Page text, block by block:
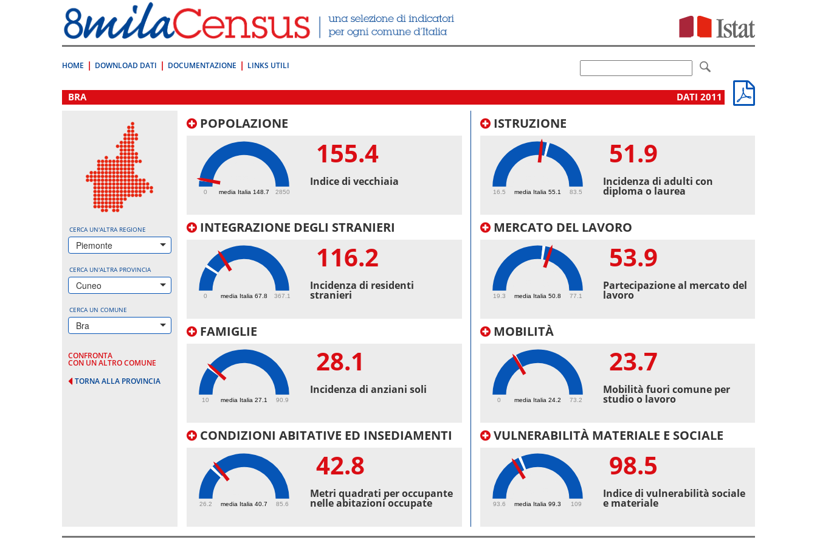
direttamente
a:
Contenuto
HOME DOWNLOAD DATI DOCUMENTAZIONE LINKS UTILI
.
BRA DATI 2011
CERCA UN'ALTRA REGIONE
Piemonte
CERCA UN'ALTRA PROVINCIA
Cuneo
CERCA UN COMUNE
Bra
CONFRONTA
CON UN ALTRO COMUNE
TORNA ALLA PROVINCIA
POPOLAZIONE
media Italia 148.7
0 2850
155.4
Indice di vecchiaia
INTEGRAZIONE DEGLI STRANIERI
media Italia 67.8
0 367.1
116.2
Incidenza di residenti
stranieri
FAMIGLIE
media Italia 27.1
10 90.9
28.1
Incidenza di anziani soli
CONDIZIONI ABITATIVE ED INSEDIAMENTI
media Italia 40.7
26.2 85.6
42.8
Metri quadrati per occupante
nelle abitazioni occupate
ISTRUZIONE
media Italia 55.1
16.5 83.5
51.9
Incidenza di adulti con
diploma o laurea
MERCATO DEL LAVORO
media Italia 50.8
19.3 77.1
53.9
Partecipazione al mercato del
lavoro
MOBILITÀ
media Italia 24.2
0 73.2
23.7
Mobilità fuori comune per
studio o lavoro
VULNERABILITÀ MATERIALE E SOCIALE
media Italia 99.3
93.6 109
98.5
Indice di vulnerabilità sociale
e materiale